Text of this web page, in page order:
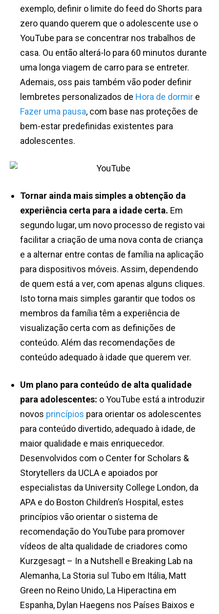
exemplo, definir o limite do feed do Shorts para
zero quando querem que o adolescente use o
YouTube para se concentrar nos trabalhos de
casa. Ou então alterá-lo para 60 minutos durante
uma longa viagem de carro para se entreter.
Ademais, oss pais também vão poder definir
lembretes personalizados de Hora de dormir e
Fazer uma pausa, com base nas proteções de
bem-estar predefinidas existentes para
adolescentes.
Tornar ainda mais simples a obtenção da
experiência certa para a idade certa. Em
segundo lugar, um novo processo de registo vai
facilitar a criação de uma nova conta de criança
e a alternar entre contas de família na aplicação
para dispositivos móveis. Assim, dependendo
de quem está a ver, com apenas alguns cliques.
Isto torna mais simples garantir que todos os
membros da família têm a experiência de
visualização certa com as definições de
conteúdo. Além das recomendações de
conteúdo adequado à idade que querem ver.
Um plano para conteúdo de alta qualidade
para adolescentes: o YouTube está a introduzir
novos princípios para orientar os adolescentes
para conteúdo divertido, adequado à idade, de
maior qualidade e mais enriquecedor.
Desenvolvidos com o Center for Scholars &
Storytellers da UCLA e apoiados por
especialistas da University College London, da
APA e do Boston Children’s Hospital, estes
princípios vão orientar o sistema de
recomendação do YouTube para promover
vídeos de alta qualidade de criadores como
Kurzgesagt – In a Nutshell
e Breaking Lab na
Alemanha, La Storia sul Tubo em Itália, Matt
Green no Reino Unido, La Hiperactina em
Espanha, Dylan Haegens nos Países Baixos e